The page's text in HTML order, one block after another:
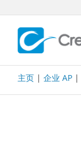
content
主页| 企业 AP|